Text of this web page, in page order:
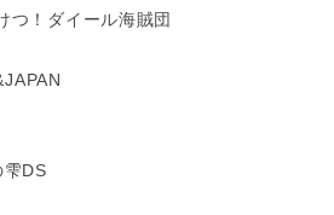
つ！ダイール海賊団
DS